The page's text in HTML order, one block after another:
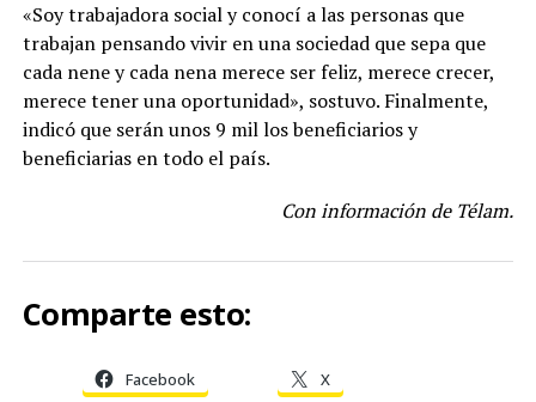
«Soy trabajadora social y conocí a las personas que
trabajan pensando vivir en una sociedad que sepa que
cada nene y cada nena merece ser feliz, merece crecer,
merece tener una oportunidad», sostuvo. Finalmente,
indicó que serán unos 9 mil los beneficiarios y
beneficiarias en todo el país.
Con información de Télam.
Comparte esto:
Facebook X